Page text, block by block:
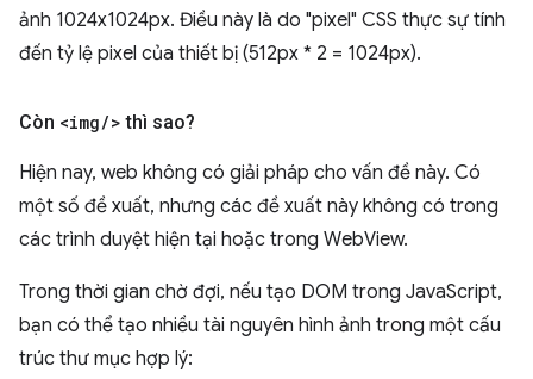
ảnh 1024x1024px. Điều này là do "pixel" CSS thực sự tính
đến tỷ lệ pixel của thiết bị (512px * 2 = 1024px).
Còn <img/> thì sao?
Hiện nay, web không có giải pháp cho vấn đề này. Có
một số đề xuất, nhưng các đề xuất này không có trong
các trình duyệt hiện tại hoặc trong WebView.
Trong thời gian chờ đợi, nếu tạo DOM trong JavaScript,
bạn có thể tạo nhiều tài nguyên hình ảnh trong một cấu
trúc thư mục hợp lý: